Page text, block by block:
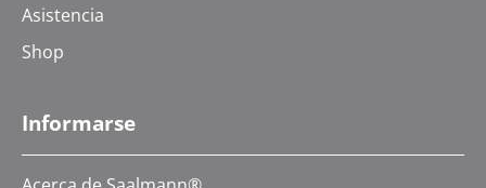
Asistencia
Shop
Informarse